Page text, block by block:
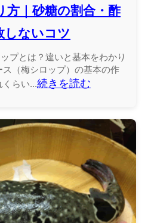
方｜砂糖の割合・酢
しないコツ
プとは？違いと基本をわかり
（梅シロップ）の基本の作
くらい...続きを読む